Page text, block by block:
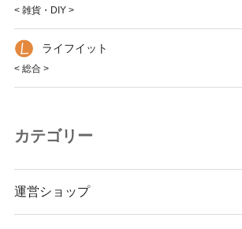
< 雑貨・DIY >
ライフイット
< 総合 >
カテゴリー
運営ショップ